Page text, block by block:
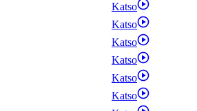
Katso
Katso
Katso
Katso
Katso
Katso